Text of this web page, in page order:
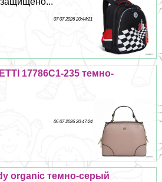
07 07 2026 20:44:21
17786C1-235 темно-
06 07 2026 20:47:24
organic темно-серый